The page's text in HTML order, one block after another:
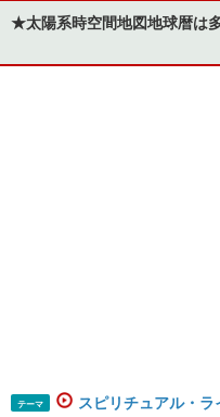
★太陽系時空間地図地球暦は
テーマ スピリチュアル・